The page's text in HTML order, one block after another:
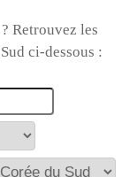
Retrouvez les
ci-dessous :